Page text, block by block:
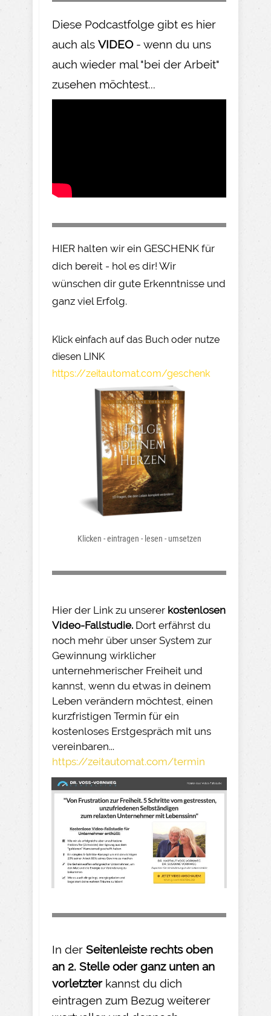
Diese Podcastfolge gibt es hier
auch als VIDEO- wenn du uns
auch wieder mal "bei der Arbeit"
zusehen möchtest...
HIER halten wir ein GESCHENK für
dich bereit - hol es dir! Wir
wünschen dir gute Erkenntnisse und
ganz viel Erfolg.
Klick einfach auf das Buch oder nutze
diesen LINK
https://zeitautomat.com/geschenk
Klicken - eintragen - lesen - umsetzen
Hier der Link zu unserer kostenlosen
Video-Fallstudie. Dort erfährst du
noch mehr über unser System zur
Gewinnung wirklicher
unternehmerischer Freiheit und
kannst, wenn du etwas in deinem
Leben verändern möchtest, einen
kurzfristigen Termin für ein
kostenloses Erstgespräch mit uns
vereinbaren...
https://zeitautomat.com/termin
In der Seitenleiste rechts oben
an 2. Stelle oder ganz unten an
vorletzter kannst du dich
eintragen zum Bezug weiterer